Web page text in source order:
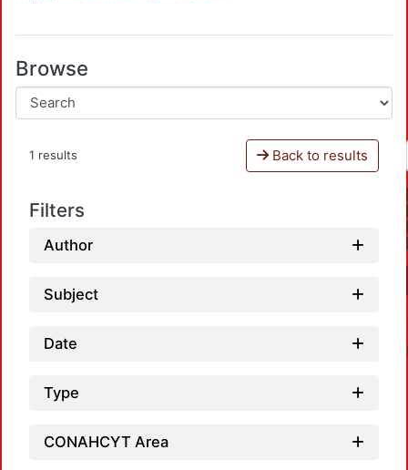
Browse
1 results Back to results
Filters
Author
Subject
Date
Type
CONAHCYT Area